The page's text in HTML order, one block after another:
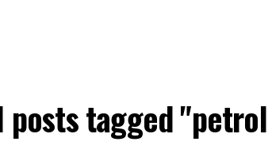
posts tagged